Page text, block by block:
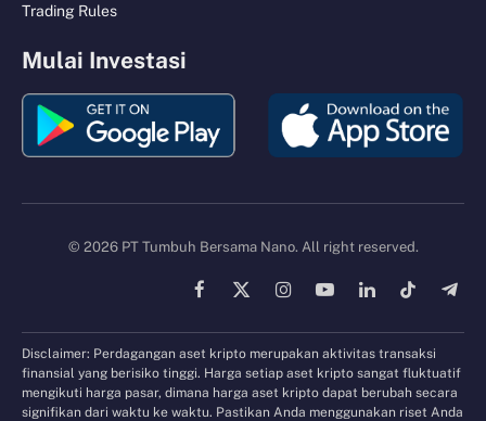
Trading Rules
Mulai Investasi
© 2026 PT Tumbuh Bersama Nano. All right reserved.
Facebook
X
InstagramYouTubeLinkedInTikTok
Disclaimer: Perdagangan aset kripto merupakan aktivitas transaksi
finansial yang berisiko tinggi. Harga setiap aset kripto sangat fluktuatif
mengikuti harga pasar, dimana harga aset kripto dapat berubah secara
signifikan dari waktu ke waktu. Pastikan Anda menggunakan riset Anda